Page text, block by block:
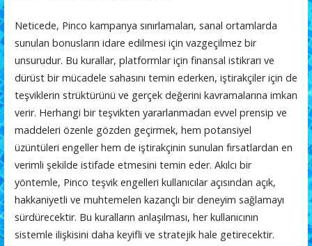
Neticede, Pinco kampanya sınırlamaları, sanal ortamlarda
sunulan bonusların idare edilmesi için vazgeçilmez bir
unsurudur. Bu kurallar, platformlar için finansal istikrarı ve
dürüst bir mücadele sahasını temin ederken, iştirakçiler için de
teşviklerin strüktürünü ve gerçek değerini kavramalarına imkan
verir. Herhangi bir teşvikten yararlanmadan evvel prensip ve
maddeleri özenle gözden geçirmek, hem potansiyel
üzüntüleri engeller hem de iştirakçinin sunulan fırsatlardan en
verimli şekilde istifade etmesini temin eder. Akılcı bir
yöntemle, Pinco teşvik engelleri kullanıcılar açısından açık,
hakkaniyetli ve muhtemelen kazançlı bir deneyim sağlamayı
sürdürecektir. Bu kuralların anlaşılması, her kullanıcının
sistemle ilişkisini daha keyifli ve stratejik hale getirecektir.